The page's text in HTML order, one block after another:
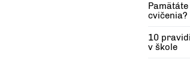
cvičenia?
10
v škole